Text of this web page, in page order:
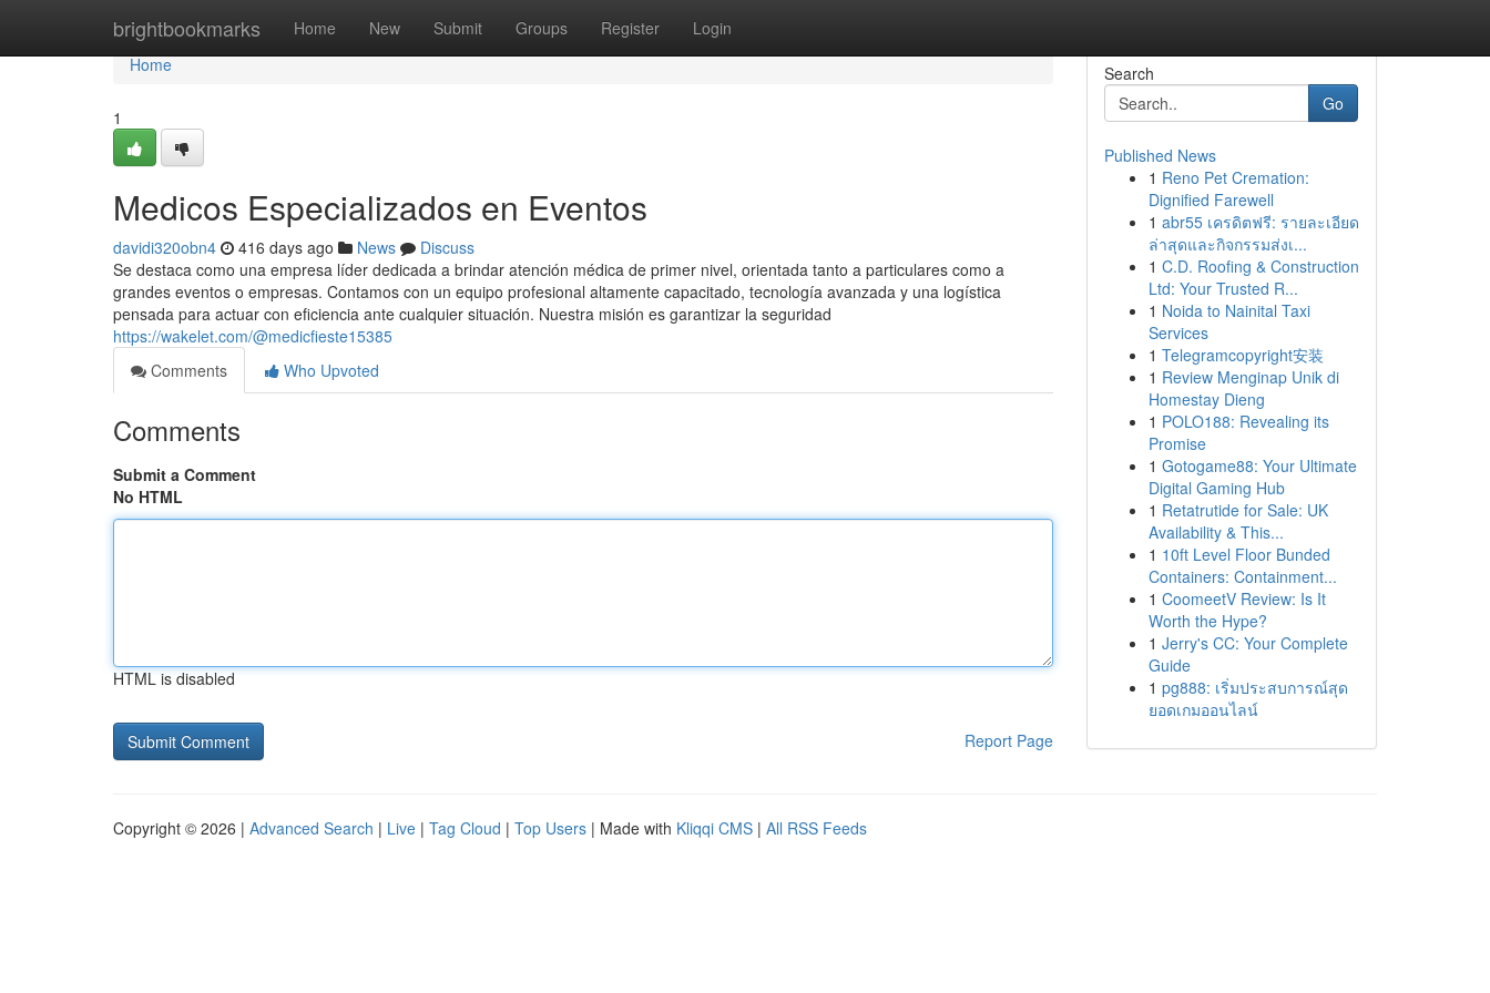
brightbookmarks Home New Submit Groups Register Login
Home
Home
1
Medicos Especializados en Eventos
davidi320obn4 416 days ago News
Discuss
Se destaca como una empresa líder dedicada a brindar atención médica de primer nivel, orientada tanto a particulares como a
grandes eventos o empresas. Contamos con un equipo profesional altamente capacitado, tecnología avanzada y una logística
pensada para actuar con eficiencia ante cualquier situación. Nuestra misión es garantizar la seguridad
https://wakelet.com/@medicfieste15385
Comments
Who Upvoted
Comments
Submit a Comment
No HTML
HTML is disabled
Report Page
Search
Go
Published News
1 Reno Pet Cremation:
Dignified Farewell
1 abr55 เครดิตฟรี: รายละเอียด
ล่าสุดและกิจกรรมส่งเ...
1 C.D. Roofing & Construction
Ltd: Your Trusted R...
1 Noida to Nainital Taxi
Services
1 Telegramcopyright安装
1 Review Menginap Unik di
Homestay Dieng
1 POLO188: Revealing its
Promise
1 Gotogame88: Your Ultimate
Digital Gaming Hub
1 Retatrutide for Sale: UK
Availability & This...
1 10ft Level Floor Bunded
Containers: Containment...
1 CoomeetV Review: Is It
Worth the Hype?
1 Jerry's CC: Your Complete
Guide
1 pg888: เริ่มประสบการณ์สุด
ยอดเกมออนไลน์
Copyright © 2026 | Advanced Search | Live | Tag Cloud | Top Users | Made with Kliqqi CMS | All RSS Feeds